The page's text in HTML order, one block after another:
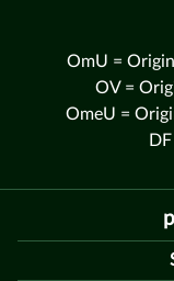
OmU =
OV =
OmeU =